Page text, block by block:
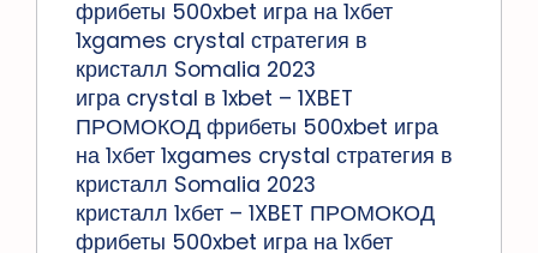
фрибеты 500xbet игра на 1хбет
1xgames crystal стратегия в
кристалл Somalia 2023
игра crystal в 1xbet – 1XBET
ПРОМОКОД фрибеты 500xbet игра
на 1хбет 1xgames crystal стратегия в
кристалл Somalia 2023
кристалл 1хбет – 1XBET ПРОМОКОД
фрибеты 500xbet игра на 1хбет